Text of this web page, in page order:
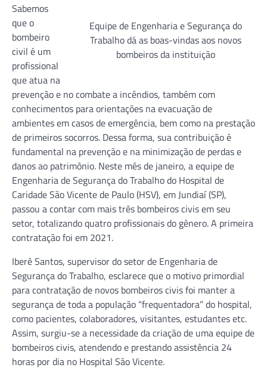
Equipe de Engenharia e Segurança do
Trabalho dá as boas-vindas aos novos
bombeiros da instituição
Sabemos
que o
bombeiro
civil é um
profissional
que atua na
prevenção e no combate a incêndios, também com
conhecimentos para orientações na evacuação de
ambientes em casos de emergência, bem como na prestação
de primeiros socorros. Dessa forma, sua contribuição é
fundamental na prevenção e na minimização de perdas e
danos ao patrimônio. Neste mês de janeiro, a equipe de
Engenharia de Segurança do Trabalho do Hospital de
Caridade São Vicente de Paulo (HSV), em Jundiaí (SP),
passou a contar com mais três bombeiros civis em seu
setor, totalizando quatro profissionais do gênero. A primeira
contratação foi em 2021.
Iberê Santos, supervisor do setor de Engenharia de
Segurança do Trabalho, esclarece que o motivo primordial
para contratação de novos bombeiros civis foi manter a
segurança de toda a população “frequentadora” do hospital,
como pacientes, colaboradores, visitantes, estudantes etc.
Assim, surgiu-se a necessidade da criação de uma equipe de
bombeiros civis, atendendo e prestando assistência 24
horas por dia no Hospital São Vicente.